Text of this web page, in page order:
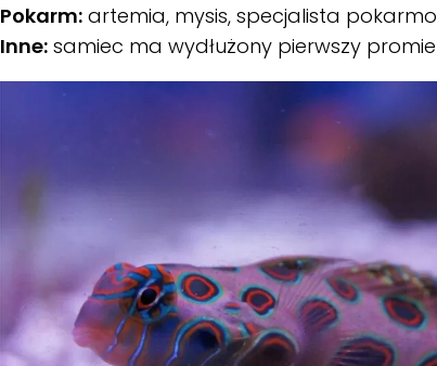
Pokarm: artemia, mysis, specjalista
Inne: samiec ma wydłużony pierwszy